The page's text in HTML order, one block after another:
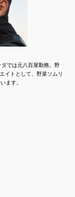
では元八百屋勤務。野
イトとして、野菜ソムリ
ます。